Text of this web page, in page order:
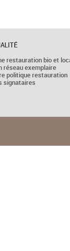
restauration bio et
réseau exemplaire
politique restauration
signataires